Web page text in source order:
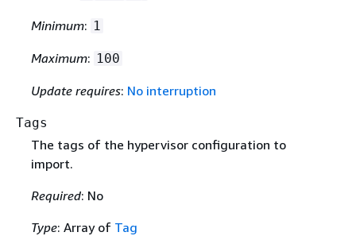
Minimum: 1
Maximum: 100
Update requires: No interruption
Tags
The tags of the hypervisor configuration to
import.
Required: No
Type: Array of Tag